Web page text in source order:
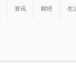
资讯 财经 生